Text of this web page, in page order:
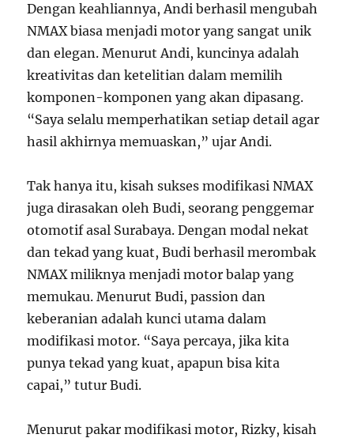
Dengan keahliannya, Andi berhasil mengubah
NMAX biasa menjadi motor yang sangat unik
dan elegan. Menurut Andi, kuncinya adalah
kreativitas dan ketelitian dalam memilih
komponen-komponen yang akan dipasang.
“Saya selalu memperhatikan setiap detail agar
hasil akhirnya memuaskan,” ujar Andi.
Tak hanya itu, kisah sukses modifikasi NMAX
juga dirasakan oleh Budi, seorang penggemar
otomotif asal Surabaya. Dengan modal nekat
dan tekad yang kuat, Budi berhasil merombak
NMAX miliknya menjadi motor balap yang
memukau. Menurut Budi, passion dan
keberanian adalah kunci utama dalam
modifikasi motor. “Saya percaya, jika kita
punya tekad yang kuat, apapun bisa kita
capai,” tutur Budi.
Menurut pakar modifikasi motor, Rizky, kisah